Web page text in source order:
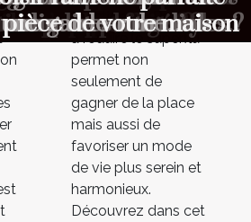
au
?
c’est parfois mieux
fonctionnel. Penser
à réduire le superflu
permet non
seulement de
gagner de la place
mais aussi de
favoriser un mode
de vie plus serein et
harmonieux.
Découvrez dans cet
un photobooth
vos proches ?
pour enfants ?
de plongée ?
votre style
mondiales ?
garde-robe
de votre maison